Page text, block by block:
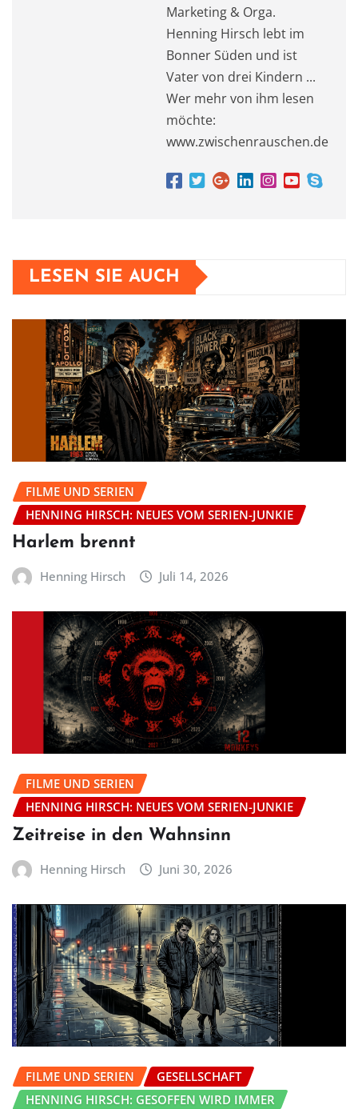
Marketing & Orga.
Henning Hirsch lebt im
Bonner Süden und ist
Vater von drei Kindern ...
Wer mehr von ihm lesen
möchte:
www.zwischenrauschen.de
LESEN SIE AUCH
FILME UND SERIEN
HENNING HIRSCH: NEUES VOM SERIEN-JUNKIE
Harlem brennt
Henning Hirsch Juli 14, 2026
FILME UND SERIEN
HENNING HIRSCH: NEUES VOM SERIEN-JUNKIE
Zeitreise in den Wahnsinn
Henning Hirsch Juni 30, 2026
FILME UND SERIEN
GESELLSCHAFT
HENNING HIRSCH: GESOFFEN WIRD IMMER